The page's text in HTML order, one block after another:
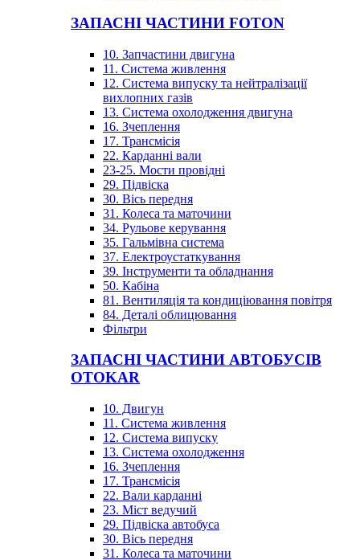
ЗАПАСНІ ЧАСТИНИ FOTON
10. Запчастини двигуна
11. Система живлення
12. Система випуску та нейтралізації
вихлопних газів
13. Система охолодження двигуна
16. Зчеплення
17. Трансмісія
22. Карданні вали
23-25. Мости провідні
29. Підвіска
30. Вісь передня
31. Колеса та маточини
34. Рульове керування
35. Гальмівна система
37. Електроустаткування
39. Інструменти та обладнання
50. Кабіна
81. Вентиляція та кондиціювання повітря
84. Деталі облицювання
Фільтри
ЗАПАСНІ ЧАСТИНИ АВТОБУСІВ
OTOKAR
10. Двигун
11. Система живлення
12. Система випуску
13. Система охолодження
16. Зчеплення
17. Трансмісія
22. Вали карданні
23. Міст ведучий
29. Підвіска автобуса
30. Вісь передня
31. Колеса та маточини